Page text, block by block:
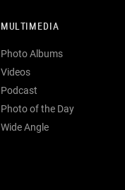
MULTIMEDIA
Photo Albums
Videos
Podcast
Photo of the Day
Wide Angle